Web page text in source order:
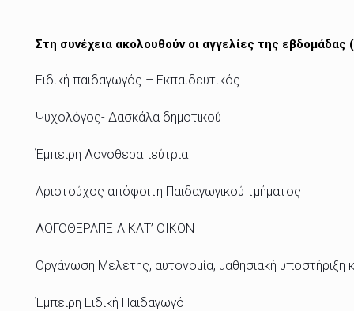
Στη συνέχεια ακολουθούν οι αγγελίες της
Ειδική παιδαγωγός – Εκπαιδευτικός
Ψυχολόγος- Δασκάλα δημοτικού
Έμπειρη Λογοθεραπεύτρια
Αριστούχος απόφοιτη Παιδαγωγικού τμήματος
ΛΟΓΟΘΕΡΑΠΕΙΑ ΚΑΤ’ ΟΙΚΟΝ
Οργάνωση Μελέτης, αυτονομία, μαθησιακή υποστήριξη
Έμπειρη Ειδική Παιδαγωγό